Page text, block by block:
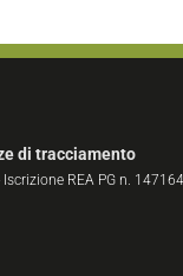
di tracciamento
REA PG n.